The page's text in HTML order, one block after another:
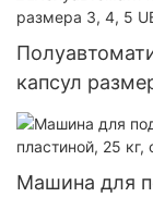
желатиновых
капсул
Машина для